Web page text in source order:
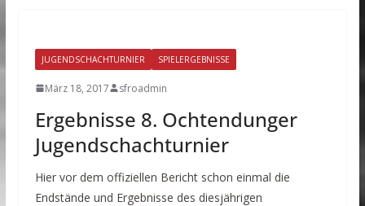
JUGENDSCHACHTURNIER SPIELERGEBNISSE
März 18, 2017 sfroadmin
Ergebnisse 8. Ochtendunger
Jugendschachturnier
Hier vor dem offiziellen Bericht schon einmal die
Endstände und Ergebnisse des diesjährigen